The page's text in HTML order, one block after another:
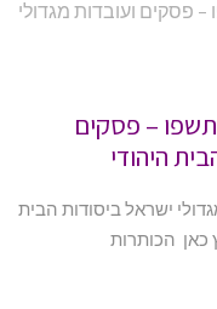
פרשת קרח תשפו – פסקים
היהודי
ועובדות מגדולי ישראל ביסודות הבית
כאן הכותרות